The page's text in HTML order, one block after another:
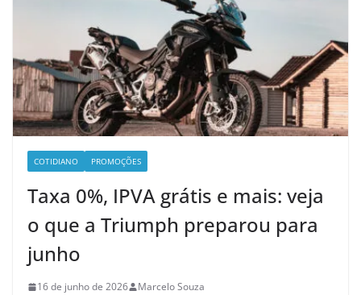
COTIDIANO PROMOÇÕES
Taxa 0%, IPVA grátis e mais: veja
o que a Triumph preparou para
junho
16 de junho de 2026 Marcelo Souza